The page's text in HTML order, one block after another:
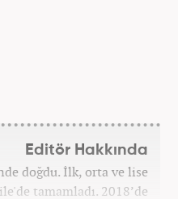
Editör Hakkında
doğdu. İlk, orta ve lise
tamamladı. 2018’de